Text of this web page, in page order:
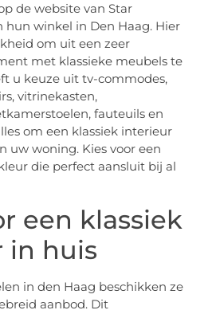
de website van Star
hun winkel in Den Haag. Hier
om uit een zeer
met klassieke meubels te
u keuze uit tv-commodes,
vitrinekasten,
fauteuils en
om een klassiek interieur
uw woning. Kies voor een
die perfect aansluit bij al
een klassiek
in huis
in den Haag beschikken ze
aanbod. Dit